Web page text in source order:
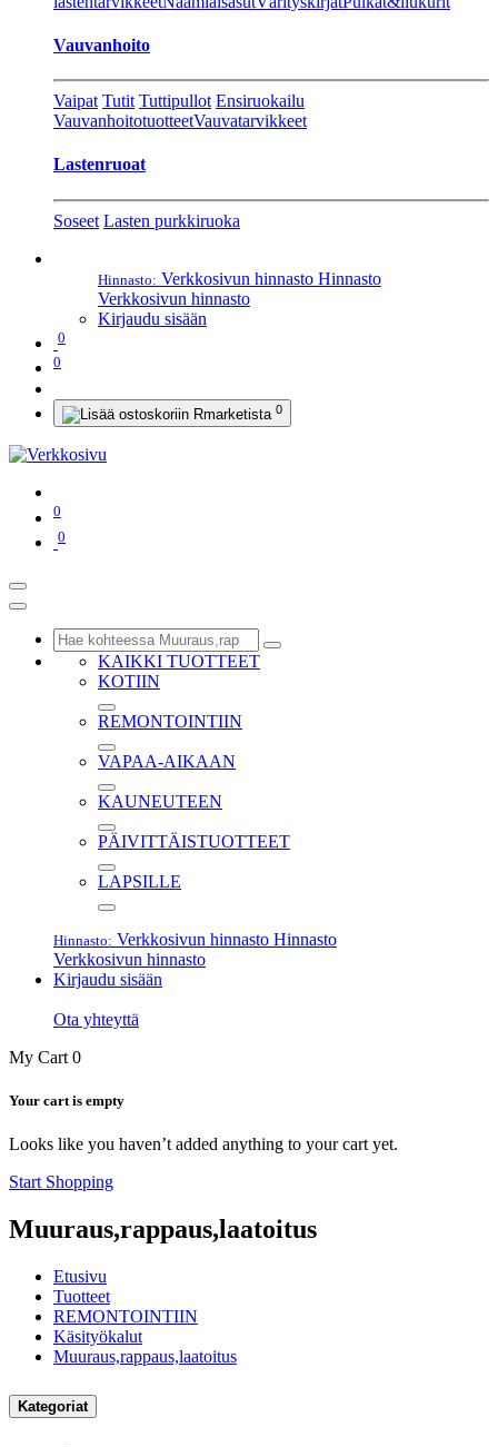
Vauvanhoito
Vaipat Tutit Tuttipullot Ensiruokailu
VauvanhoitotuotteetVauvatarvikkeet
Lastenruoat
Soseet Lasten purkkiruoka
Hinnasto: Verkkosivun hinnasto Hinnasto
Verkkosivun hinnasto
Kirjaudu sisään
0
0
0
0
0
KAIKKI TUOTTEET
KOTIIN
REMONTOINTIIN
VAPAA-AIKAAN
KAUNEUTEEN
PÄIVITTÄISTUOTTEET
LAPSILLE
Hinnasto: Verkkosivun hinnasto Hinnasto
Verkkosivun hinnasto
Kirjaudu sisään
Ota yhteyttä
My Cart 0
Your cart is empty
Looks like you haven’t added anything to your cart yet.
Start Shopping
Muuraus,rappaus,laatoitus
Etusivu
Tuotteet
REMONTOINTIIN
Käsityökalut
Muuraus,rappaus,laatoitus
Kategoriat